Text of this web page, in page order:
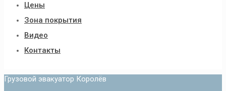
Цены
Зона покрытия
Видео
Контакты
Грузовой эвакуатор Королёв